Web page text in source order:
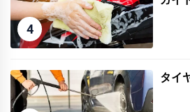
4
タイ